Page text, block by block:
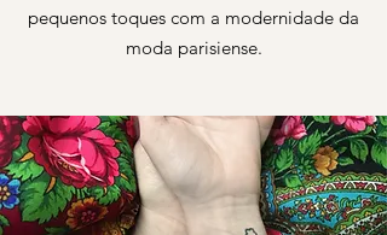
pequenos toques com a modernidade da
moda parisiense.